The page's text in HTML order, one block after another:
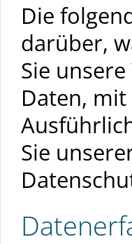
Die
darüber,
Sie
Daten,
Sie